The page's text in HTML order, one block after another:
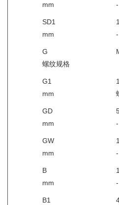
mm
-
SD1
mm
-
G
螺纹规格
G1
mm
GD
mm
-
GW
mm
-
B
mm
-
B1